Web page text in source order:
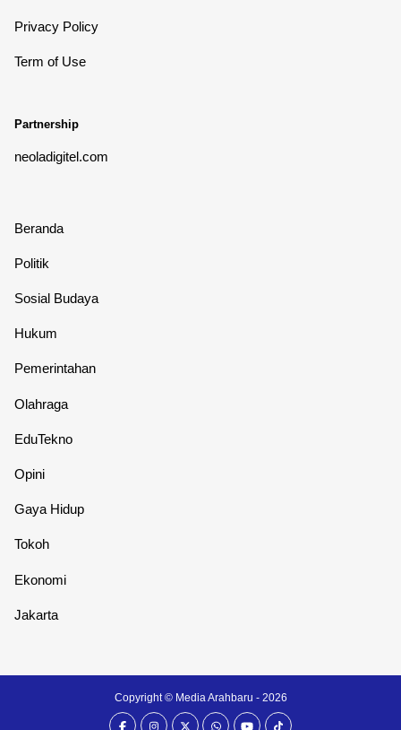
Privacy Policy
Term of Use
Partnership
neoladigitel.com
Beranda
Politik
Sosial Budaya
Hukum
Pemerintahan
Olahraga
EduTekno
Opini
Gaya Hidup
Tokoh
Ekonomi
Jakarta
Copyright © Media Arahbaru - 2026